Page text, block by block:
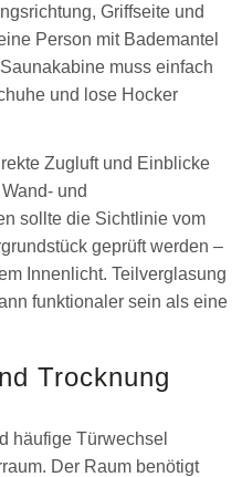
Griffseite und
Person mit Bademantel
muss einfach
und lose Hocker
Zugluft und Einblicke
und
sollte die Sichtlinie vom
geprüft werden –
Innenlicht. Teilverglasung
funktionaler sein als eine
Trocknung
häufige Türwechsel
Der Raum benötigt